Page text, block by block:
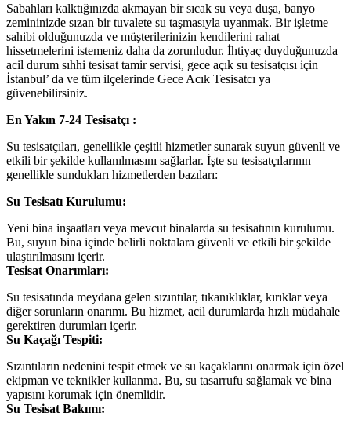
Sabahları kalktığınızda akmayan bir sıcak su veya duşa, banyo
zemininizde sızan bir tuvalete su taşmasıyla uyanmak. Bir işletme
sahibi olduğunuzda ve müşterilerinizin kendilerini rahat
hissetmelerini istemeniz daha da zorunludur. İhtiyaç duyduğunuzda
acil durum sıhhi tesisat tamir servisi, gece açık su tesisatçısı için
İstanbul’ da ve tüm ilçelerinde Gece Acık Tesisatcı ya
güvenebilirsiniz.
En Yakın 7-24 Tesisatçı :
Su tesisatçıları, genellikle çeşitli hizmetler sunarak suyun güvenli ve
etkili bir şekilde kullanılmasını sağlarlar. İşte su tesisatçılarının
genellikle sundukları hizmetlerden bazıları:
Su Tesisatı Kurulumu:
Yeni bina inşaatları veya mevcut binalarda su tesisatının kurulumu.
Bu, suyun bina içinde belirli noktalara güvenli ve etkili bir şekilde
ulaştırılmasını içerir.
Tesisat Onarımları:
Su tesisatında meydana gelen sızıntılar, tıkanıklıklar, kırıklar veya
diğer sorunların onarımı. Bu hizmet, acil durumlarda hızlı müdahale
gerektiren durumları içerir.
Su Kaçağı Tespiti:
Sızıntıların nedenini tespit etmek ve su kaçaklarını onarmak için özel
ekipman ve teknikler kullanma. Bu, su tasarrufu sağlamak ve bina
yapısını korumak için önemlidir.
Su Tesisat Bakımı: